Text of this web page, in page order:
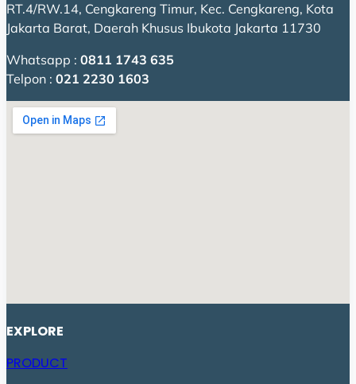
RT.4/RW.14, Cengkareng Timur, Kec. Cengkareng, Kota
Jakarta Barat, Daerah Khusus Ibukota Jakarta 11730
Whatsapp : 0811 1743 635
Telpon : 021 2230 1603
EXPLORE
PRODUCT